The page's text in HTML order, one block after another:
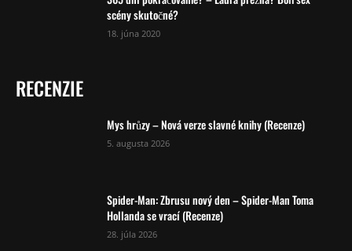
scény skutočné?
18. júna 2020
RECENZIE
Mys hrůzy – Nová verze slavné knihy (Recenze)
5. augusta 2026
Spider-Man: Zbrusu nový den – Spider-Man Toma
Hollanda se vrací (Recenze)
28. júla 2026